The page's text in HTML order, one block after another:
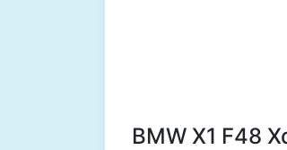
BMW X1 F48